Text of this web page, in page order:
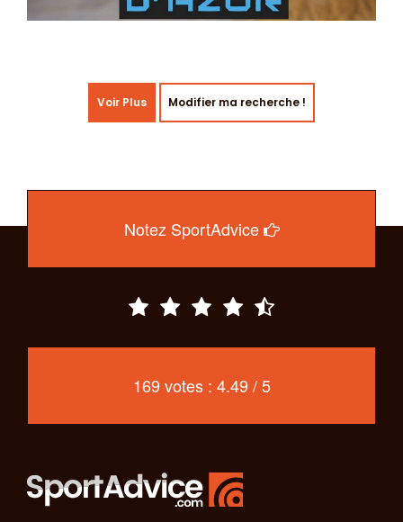
Voir Plus Modifier ma recherche !
Notez SportAdvice
169 votes : 4.49 / 5